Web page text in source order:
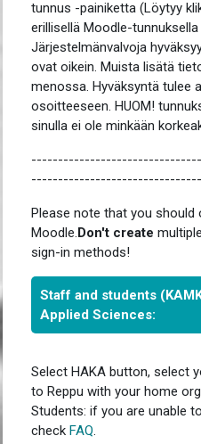
tunnus -painiketta (Löytyy
erillisellä Moodle-
Järjestelmänvalvoja
ovat oikein. Muista lisätä
menossa. Hyväksyntä tulee
osoitteeseen. HUOM!
sinulla ei ole minkään
Please note that you should
Moodle.Don't create
sign-in methods!
Staff and students
Applied Sciences:
Select HAKA button, select
to Reppu with your home
Students: if you are unable
check FAQ.